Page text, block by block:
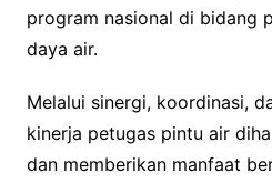
program nasional di bidang
daya air.
Melalui sinergi, koordinasi,
kinerja petugas pintu air
dan memberikan manfaat